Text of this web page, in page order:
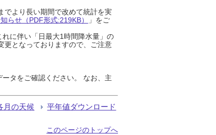
でより長い期間で改めて統計を実
らせ（PDF形式:219KB）
」をご
に伴い「日最大1時間降水量」の
更となっておりますので、ご注意
タをご確認ください。 なお、主
月の天候 平年値ダウンロード
このページのトップへ